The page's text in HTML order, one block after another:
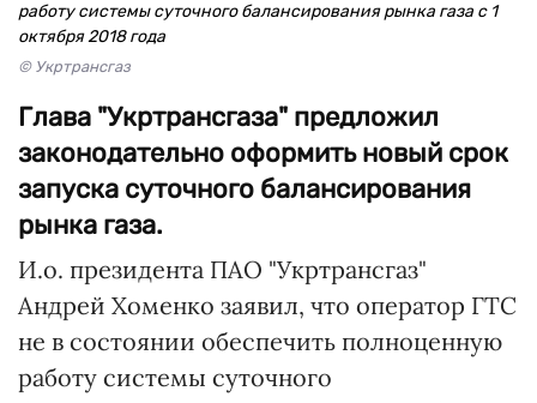
работу системы суточного балансирования рынка газа с 1
октября 2018 года
© Укртрансгаз
Глава "Укртрансгаза" предложил
законодательно оформить новый срок
запуска суточного балансирования
рынка газа.
И.о. президента ПАО "Укртрансгаз"
Андрей Хоменко заявил, что оператор ГТС
не в состоянии обеспечить полноценную
работу системы суточного